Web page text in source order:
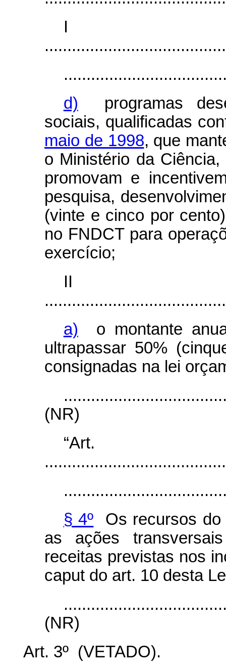
I
d) programas
sociais, qualificadas
maio de 1998, que
o Ministério da
promovam e
pesquisa,
(vinte e cinco por
no FNDCT para
exercício;
a) o montante
ultrapassar 50%
consignadas na lei
(NR)
§ 4º Os recursos do
as ações
receitas previstas nos
caput do art. 10 desta
(NR)
Art. 3º (VETADO).